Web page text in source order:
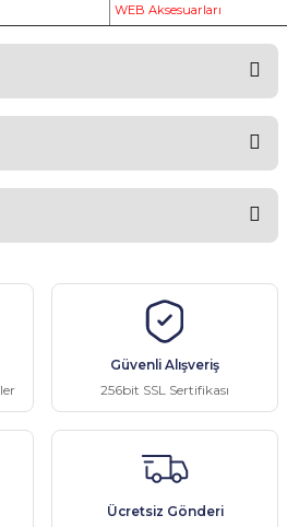
WEB Aksesuarları
noktaları öneri formunu kullanarak
ederiz.
veya görüntülenemiyor.
pahalı.
olmalı.
Güvenli Alışveriş
256bit SSL Sertifikası
Ücretsiz Gönderi